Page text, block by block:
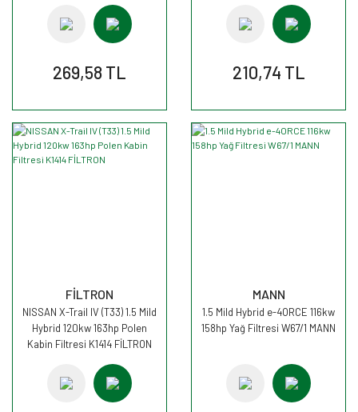
269,58 TL 210,74 TL
FİLTRON
NISSAN X-Trail IV (T33) 1.5 Mild
Hybrid 120kw 163hp Polen
Kabin Filtresi K1414 FİLTRON
MANN
1.5 Mild Hybrid e-4ORCE 116kw
158hp Yağ Filtresi W67/1 MANN